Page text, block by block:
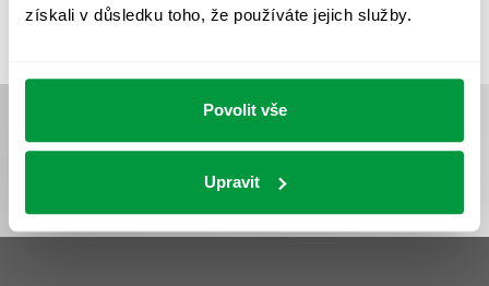
získali v důsledku toho, že používáte jejich služby.
Povolit vše
Upravit